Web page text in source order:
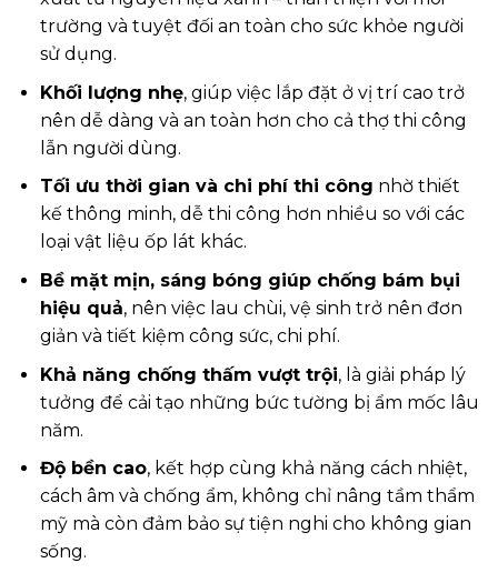
trường và tuyệt đối an toàn cho sức khỏe người
sử dụng.
Khối lượng nhẹ, giúp việc lắp đặt ở vị trí cao trở
nên dễ dàng và an toàn hơn cho cả thợ thi công
lẫn người dùng.
Tối ưu thời gian và chi phí thi công nhờ thiết
kế thông minh, dễ thi công hơn nhiều so với các
loại vật liệu ốp lát khác.
Bề mặt mịn, sáng bóng giúp chống bám bụi
hiệu quả, nên việc lau chùi, vệ sinh trở nên đơn
giản và tiết kiệm công sức, chi phí.
Khả năng chống thấm vượt trội, là giải pháp lý
tưởng để cải tạo những bức tường bị ẩm mốc lâu
năm.
Độ bền cao, kết hợp cùng khả năng cách nhiệt,
cách âm và chống ẩm, không chỉ nâng tầm thẩm
mỹ mà còn đảm bảo sự tiện nghi cho không gian
sống.